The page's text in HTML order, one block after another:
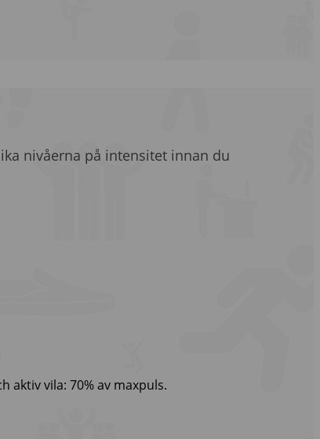
nivåerna på intensitet innan du
aktiv vila: 70% av maxpuls.